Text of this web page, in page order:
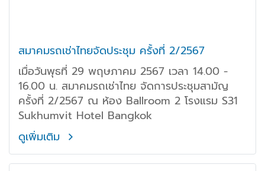
สมาคมรถเช่าไทยจัดประชุม ครั้งที่ 2/2567
เมื่อวันพุธที่ 29 พฤษภาคม 2567 เวลา 14.00 -
16.00 น. สมาคมรถเช่าไทย จัดการประชุมสามัญ
ครั้งที่ 2/2567 ณ ห้อง Ballroom 2 โรงแรม S31
Sukhumvit Hotel Bangkok
ดูเพิ่มเติม